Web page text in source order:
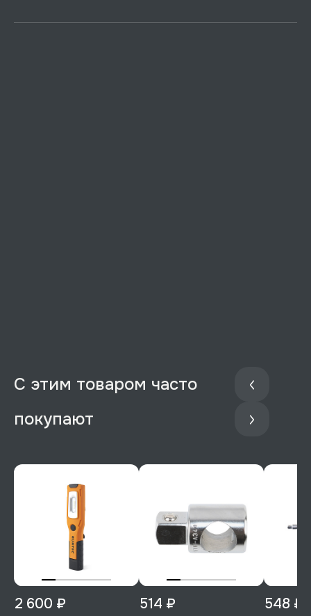
С этим товаром часто
покупают
2 600 ₽ 514 ₽ 548 ₽